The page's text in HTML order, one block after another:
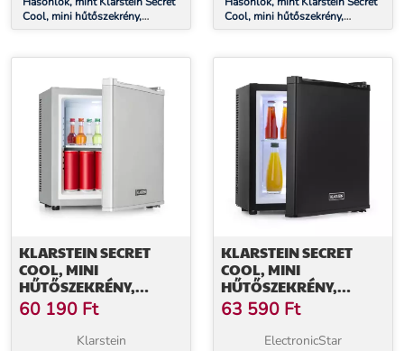
Cool, mini hűtőszekrény,
minibár, 13 liter, G
fekete
Cool, mini hűtőszekrény,
minibár, 13 liter, G
fehér
KLARSTEIN SECRET
COOL, MINI
HŰTŐSZEKRÉNY,
MINIBÁR, 13 LITER, G
ENERGIAHATÉKONYSÁGI
OSZTÁLY, EZÜST
60 190 Ft
Klarstein
KLARSTEIN SECRET
COOL, MINI
HŰTŐSZEKRÉNY,
MINIBÁR, 13 LITER, G
ENERGIAHATÉKONYSÁGI
OSZTÁLY, FEKETE
63 590 Ft
ElectronicStar